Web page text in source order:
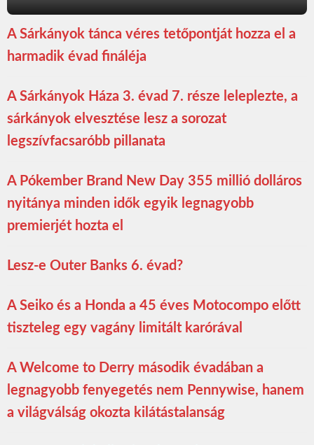
A Sárkányok tánca véres tetőpontját hozza el a
harmadik évad fináléja
A Sárkányok Háza 3. évad 7. része leleplezte, a
sárkányok elvesztése lesz a sorozat
legszívfacsaróbb pillanata
A Pókember Brand New Day 355 millió dolláros
nyitánya minden idők egyik legnagyobb
premierjét hozta el
Lesz-e Outer Banks 6. évad?
A Seiko és a Honda a 45 éves Motocompo előtt
tiszteleg egy vagány limitált karórával
A Welcome to Derry második évadában a
legnagyobb fenyegetés nem Pennywise, hanem
a világválság okozta kilátástalanság